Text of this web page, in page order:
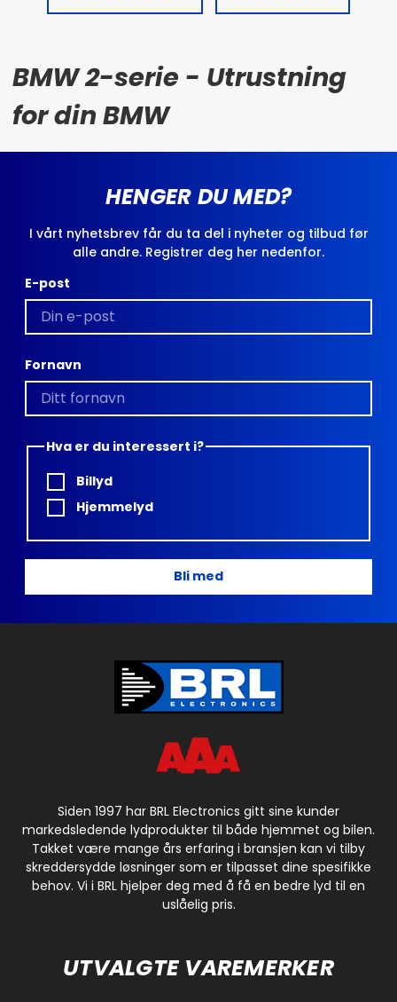
BMW 2-serie - Utrustning
for din BMW
HENGER DU MED?
I vårt nyhetsbrev får du ta del i nyheter og tilbud før
alle andre. Registrer deg her nedenfor.
E-post
Fornavn
Hva er du interessert i?
Billyd
Hjemmelyd
Bli med
Siden 1997 har BRL Electronics gitt sine kunder
markedsledende lydprodukter til både hjemmet og bilen.
Takket være mange års erfaring i bransjen kan vi tilby
skreddersydde løsninger som er tilpasset dine spesifikke
behov. Vi i BRL hjelper deg med å få en bedre lyd til en
uslåelig pris.
UTVALGTE VAREMERKER